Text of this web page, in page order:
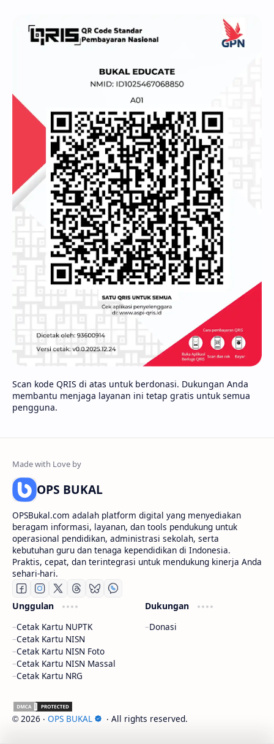
Scan kode QRIS di atas untuk berdonasi. Dukungan Anda
membantu menjaga layanan ini tetap gratis untuk semua
pengguna.
OPS BUKAL
OPSBukal.com adalah platform digital yang menyediakan
beragam informasi, layanan, dan tools pendukung untuk
operasional pendidikan, administrasi sekolah, serta
kebutuhan guru dan tenaga kependidikan di Indonesia.
Praktis, cepat, dan terintegrasi untuk mendukung kinerja Anda
sehari-hari.
Unggulan
Cetak Kartu NUPTK
Cetak Kartu NISN
Cetak Kartu NISN Foto
Cetak Kartu NISN Massal
Cetak Kartu NRG
Dukungan
Donasi
© 2026 ‧ OPS BUKAL ‧ All rights reserved.